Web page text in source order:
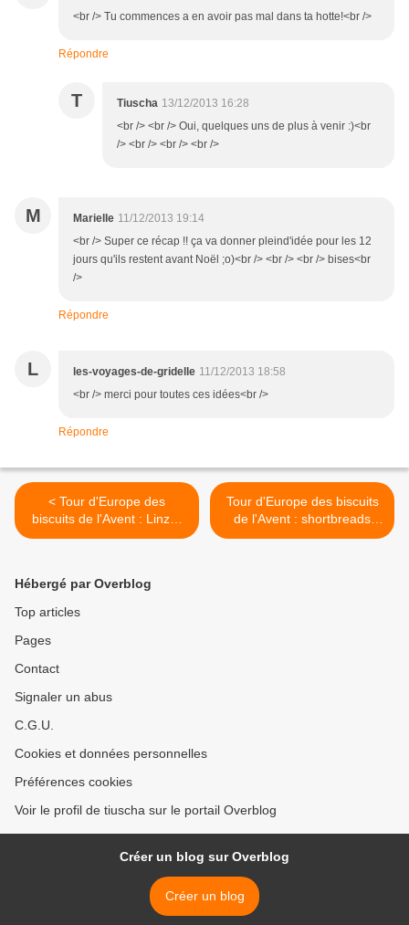
<br /> Tu commences a en avoir pas mal dans ta hotte!<br />
Répondre
T Tiuscha 13/12/2013 16:28
<br /> <br /> Oui, quelques uns de plus à venir :)<br
/> <br /> <br /> <br />
M Marielle 11/12/2013 19:14
<br /> Super ce récap !! ça va donner pleind'idée pour les 12
jours qu'ils restent avant Noël ;o)<br /> <br /> <br /> bises<br
/>
Répondre
L les-voyages-de-gridelle 11/12/2013 18:58
<br /> merci pour toutes ces idées<br />
Répondre
< Tour d'Europe des
biscuits de l'Avent : Linzer
bredele et brunslis de Bâle
Tour d'Europe des biscuits
de l'Avent : shortbreads
écossais et Vaniljekranse
Hébergé par Overblog
Top articles
Pages
Contact
Signaler un abus
C.G.U.
Cookies et données personnelles
Préférences cookies
Voir le profil de tiuscha sur le portail Overblog
Créer un blog sur Overblog
Créer un blog